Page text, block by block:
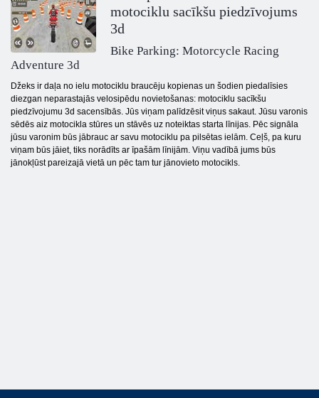
motociklu sacīkšu piedzīvojums
3d
Bike Parking: Motorcycle Racing
Adventure 3d
Džeks ir daļa no ielu motociklu braucēju kopienas un šodien piedalīsies
diezgan neparastajās velosipēdu novietošanas: motociklu sacīkšu
piedzīvojumu 3d sacensībās. Jūs viņam palīdzēsit viņus sakaut. Jūsu varonis
sēdēs aiz motocikla stūres un stāvēs uz noteiktas starta līnijas. Pēc signāla
jūsu varonim būs jābrauc ar savu motociklu pa pilsētas ielām. Ceļš, pa kuru
viņam būs jāiet, tiks norādīts ar īpašām līnijām. Viņu vadībā jums būs
jānokļūst pareizajā vietā un pēc tam tur jānovieto motocikls.